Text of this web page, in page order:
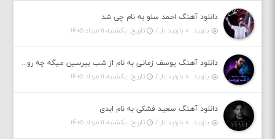
دانلود آهنگ احمد سلو به نام چی شد
بازدید : ۰ بازدید بار /
تاریخ : یکشنبه ۱۱ مرداد ۱۴۰۵
دانلود آهنگ یوسف زمانی به نام از شب بپرسین میگه چه روزگاری دارم
بازدید : ۰ بازدید بار /
تاریخ : یکشنبه ۱۱ مرداد ۱۴۰۵
دانلود آهنگ سعید فشکی به نام ابدی
بازدید : ۰ بازدید بار /
تاریخ : یکشنبه ۱۱ مرداد ۱۴۰۵